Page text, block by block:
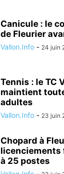
Canicule : le
de Fleurier
Vallon.Info - 24 juin
Tennis : le TC
maintient
adultes
Vallon.Info - 23 juin
Chopard à
licenciements
à 25 postes